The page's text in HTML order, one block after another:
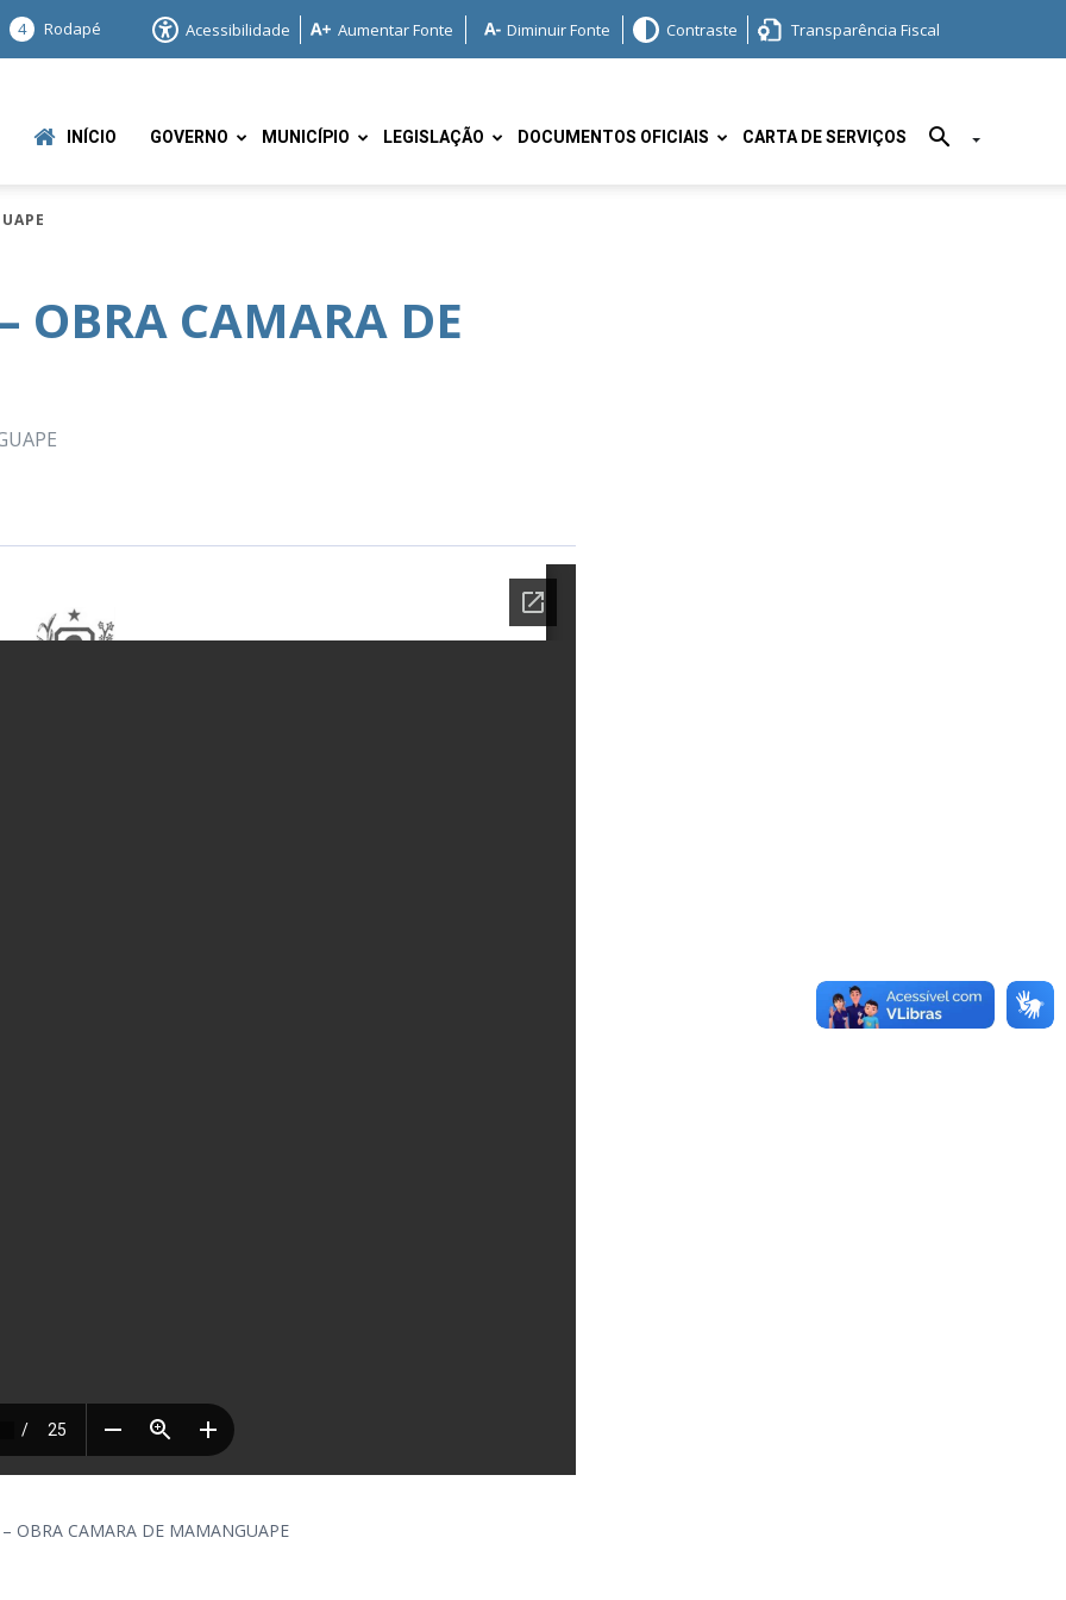
4 Rodapé Acessibilidade Aumentar Fonte Diminuir Fonte Contraste Transparência Fiscal
INÍCIO GOVERNO MUNICÍPIO LEGISLAÇÃO DOCUMENTOS OFICIAIS CARTA DE SERVIÇOS
OBRA CAMARA DE
OBRA CAMARA DE MAMANGUAPE